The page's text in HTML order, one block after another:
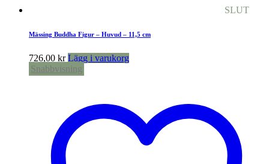
SLUT
Mässing Buddha Figur – Huvud – 11,5 cm
726,00 kr Lägg i varukorg
Snabbvisning